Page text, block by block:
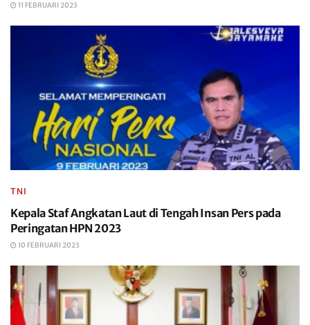
11 FEBRUARI 2023
TNI
Kepala Staf Angkatan Laut di Tengah Insan Pers pada
Peringatan HPN 2023
10 FEBRUARI 2023